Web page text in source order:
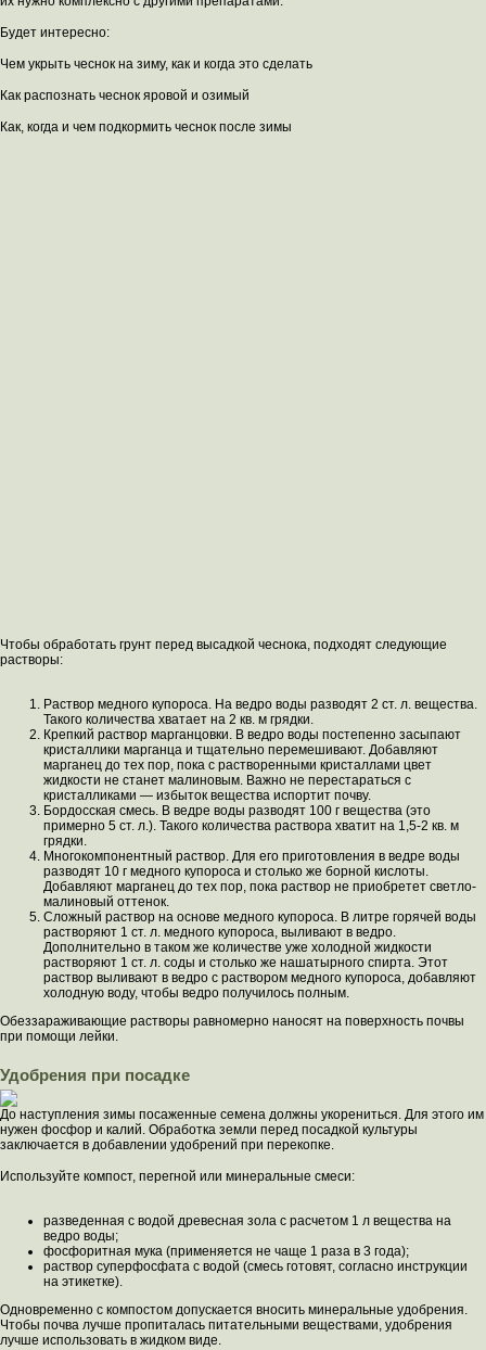
Будет интересно:
Чем укрыть чеснок на зиму, как и когда это сделать
Как распознать чеснок яровой и озимый
Как, когда и чем подкормить чеснок после зимы
Чтобы обработать грунт перед высадкой чеснока, подходят следующие
растворы:
Раствор медного купороса. На ведро воды разводят 2 ст. л. вещества.
Такого количества хватает на 2 кв. м грядки.
Крепкий раствор марганцовки. В ведро воды постепенно засыпают
кристаллики марганца и тщательно перемешивают. Добавляют
марганец до тех пор, пока с растворенными кристаллами цвет
жидкости не станет малиновым. Важно не перестараться с
кристалликами — избыток вещества испортит почву.
Бордосская смесь. В ведре воды разводят 100 г вещества (это
примерно 5 ст. л.). Такого количества раствора хватит на 1,5-2 кв. м
грядки.
Многокомпонентный раствор. Для его приготовления в ведре воды
разводят 10 г медного купороса и столько же борной кислоты.
Добавляют марганец до тех пор, пока раствор не приобретет светло-
малиновый оттенок.
Сложный раствор на основе медного купороса. В литре горячей воды
растворяют 1 ст. л. медного купороса, выливают в ведро.
Дополнительно в таком же количестве уже холодной жидкости
растворяют 1 ст. л. соды и столько же нашатырного спирта. Этот
раствор выливают в ведро с раствором медного купороса, добавляют
холодную воду, чтобы ведро получилось полным.
Обеззараживающие растворы равномерно наносят на поверхность почвы
при помощи лейки.
Удобрения при посадке
До наступления зимы посаженные семена должны укорениться. Для этого им
нужен фосфор и калий. Обработка земли перед посадкой культуры
заключается в добавлении удобрений при перекопке.
Используйте компост, перегной или минеральные смеси:
разведенная с водой древесная зола с расчетом 1 л вещества на
ведро воды;
фосфоритная мука (применяется не чаще 1 раза в 3 года);
раствор суперфосфата с водой (смесь готовят, согласно инструкции
на этикетке).
Одновременно с компостом допускается вносить минеральные удобрения.
Чтобы почва лучше пропиталась питательными веществами, удобрения
лучше использовать в жидком виде.